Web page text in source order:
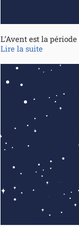
L’Avent est la
Lire la suite